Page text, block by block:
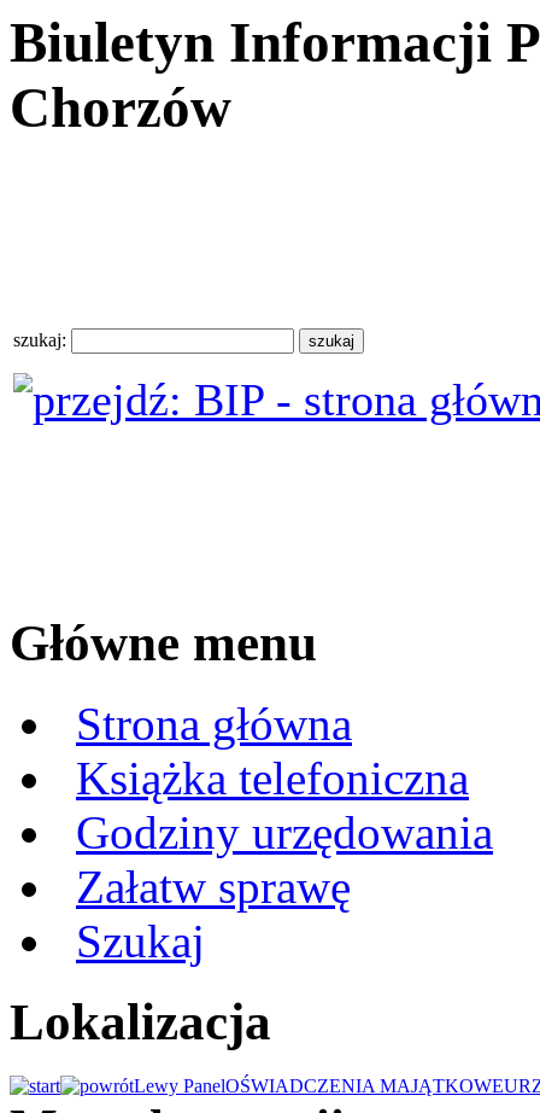
Biuletyn Informacji
Chorzów
szukaj:
Główne menu
Strona główna
Książka telefoniczna
Godziny urzędowania
Załatw sprawę
Szukaj
Lokalizacja
Lewy PanelOŚWIADCZENIA MAJĄTKOWE